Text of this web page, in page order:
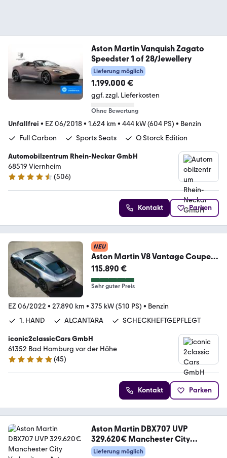
Aston Martin Vanquish Zagato
Speedster 1 of 28/Jewellery
Lieferung möglich
1.199.000 €
ggf. zzgl. Lieferkosten
Ohne Bewertung
Unfallfrei • EZ 06/2018• 1.624 km • 444 kW (604 PS) • Benzin
Full Carbon
Sports Seats Q Storck Edition
Automobilzentrum Rhein-Neckar GmbH
68519 Viernheim
4.5 Sterne
(506)
Kontakt Parken
NEU
Aston Martin V8 Vantage Coupe
1.HAND / DEUTSCH / ALCANTARA
115.890 €
Sehr guter Preis
EZ 06/2022 • 27.890 km • 375 kW (510 PS) • Benzin
1. HAND
ALCANTARA SCHECKHEFTGEPFLEGT
iconic2classicCars GmbH
61352 Bad Homburg vor der Höhe
5 Sterne
(45)
Kontakt Parken
Aston Martin DBX707 UVP
329.620€ Manchester City
Vorbesitzer
Lieferung möglich